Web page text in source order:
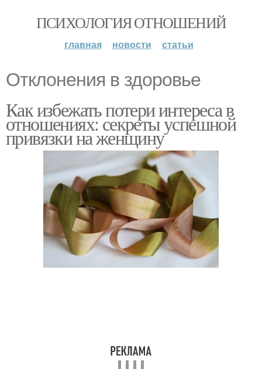
ПСИХОЛОГИЯ ОТНОШЕНИЙ
главная новости статьи
Отклонения в здоровье
Как избежать потери интереса в
отношениях: секреты успешной
привязки на женщину